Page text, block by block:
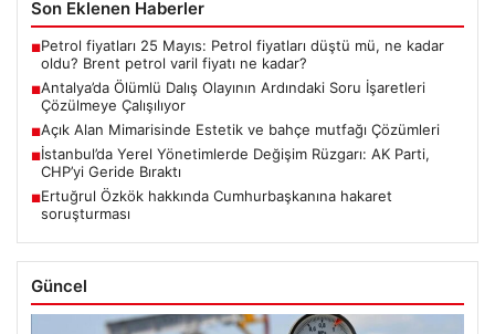
Son Eklenen Haberler
■Petrol fiyatları 25 Mayıs: Petrol fiyatları düştü mü, ne kadar
oldu? Brent petrol varil fiyatı ne kadar?
■Antalya’da Ölümlü Dalış Olayının Ardındaki Soru İşaretleri
Çözülmeye Çalışılıyor
■Açık Alan Mimarisinde Estetik ve bahçe mutfağı Çözümleri
■İstanbul’da Yerel Yönetimlerde Değişim Rüzgarı: AK Parti,
CHP’yi Geride Bıraktı
■Ertuğrul Özkök hakkında Cumhurbaşkanına hakaret
soruşturması
Güncel